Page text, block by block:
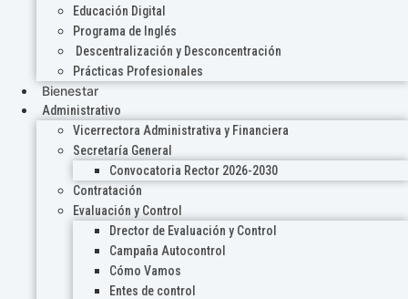
Educación Digital
Programa de Inglés
Descentralización y Desconcentración
Prácticas Profesionales
Bienestar
Administrativo
Vicerrectora Administrativa y Financiera
Secretaría General
Convocatoria Rector 2026-2030
Contratación
Evaluación y Control
Drector de Evaluación y Control
Campaña Autocontrol
Cómo Vamos
Entes de control